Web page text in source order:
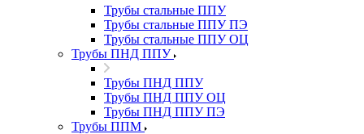
Трубы стальные ППУ
Трубы стальные ППУ ПЭ
Трубы стальные ППУ ОЦ
Трубы ПНД ППУ
Трубы ПНД ППУ
Трубы ПНД ППУ ОЦ
Трубы ПНД ППУ ПЭ
Трубы ППМ